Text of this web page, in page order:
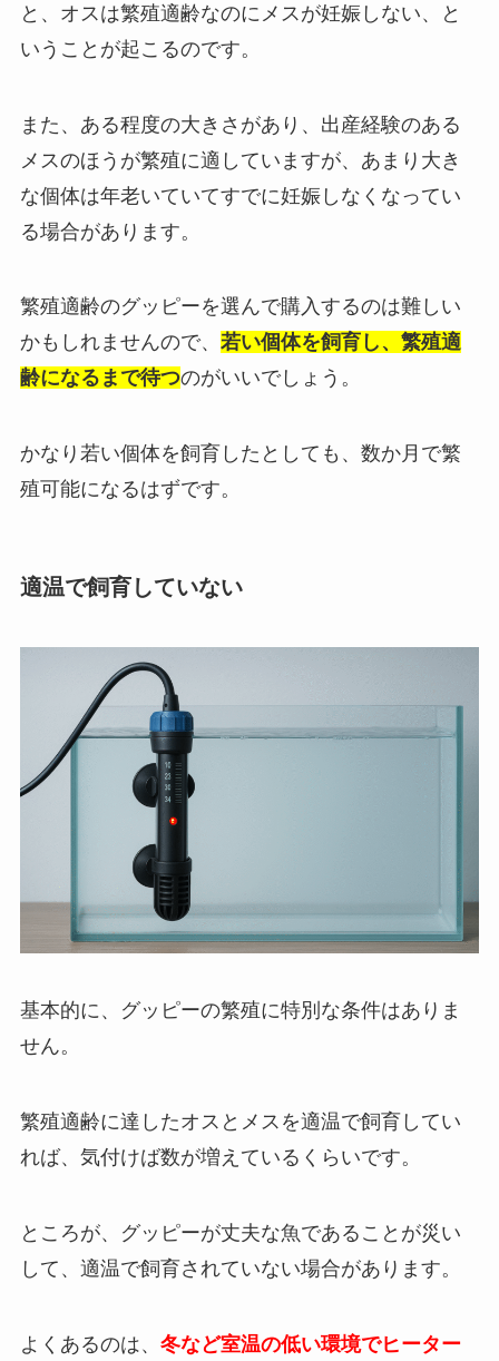
と、オスは繁殖適齢なのにメスが妊娠しない、と
いうことが起こるのです。
また、ある程度の大きさがあり、出産経験のある
メスのほうが繁殖に適していますが、あまり大き
な個体は年老いていてすでに妊娠しなくなってい
る場合があります。
繁殖適齢のグッピーを選んで購入するのは難しい
かもしれませんので、 若い個体を飼育し、繁殖適
齢になるまで待つのがいいでしょう。
かなり若い個体を飼育したとしても、数か月で繁
殖可能になるはずです。
適温で飼育していない
基本的に、グッピーの繁殖に特別な条件はありま
せん。
繁殖適齢に達したオスとメスを適温で飼育してい
れば、気付けば数が増えているくらいです。
ところが、グッピーが丈夫な魚であることが災い
して、適温で飼育されていない場合があります。
よくあるのは、 冬など室温の低い環境でヒーター